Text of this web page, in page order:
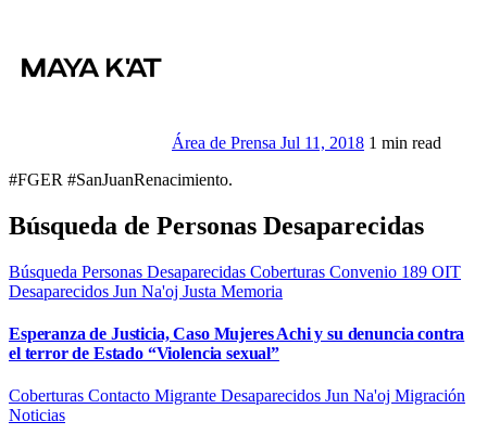
Área de Prensa Jul 11, 2018 1 min read
#FGER #SanJuanRenacimiento.
Búsqueda de Personas Desaparecidas
Búsqueda Personas Desaparecidas Coberturas Convenio 189 OIT
Desaparecidos Jun Na'oj Justa Memoria
Esperanza de Justicia, Caso Mujeres Achi y su denuncia contra
el terror de Estado “Violencia sexual”
Coberturas Contacto Migrante Desaparecidos Jun Na'oj Migración
Noticias